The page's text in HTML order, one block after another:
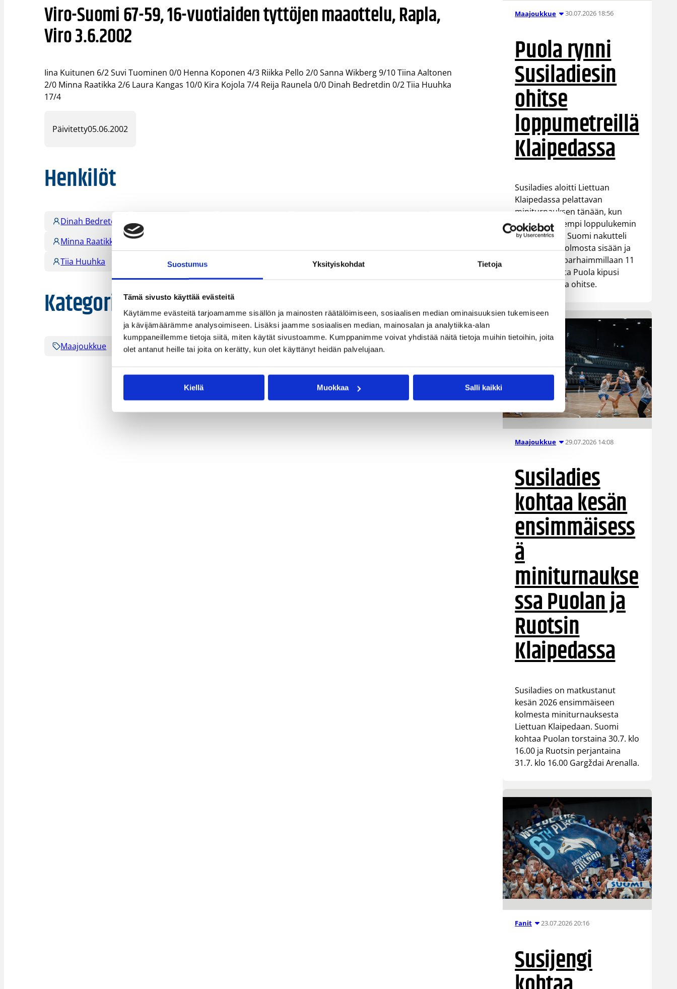
Suostumus Yksityiskohdat Tietoja
Tämä sivusto käyttää evästeitä
Käytämme evästeitä tarjoamamme sisällön ja mainosten räätälöimiseen, sosiaalisen median ominaisuuksien tukemiseen
ja kävijämäärämme analysoimiseen. Lisäksi jaamme sosiaalisen median, mainosalan ja analytiikka-alan
kumppaneillemme tietoja siitä, miten käytät sivustoamme. Kumppanimme voivat yhdistää näitä tietoja muihin tietoihin, joita
olet antanut heille tai joita on kerätty, kun olet käyttänyt heidän palvelujaan.
Kiellä Muokkaa Salli kaikki
Viro-Suomi 67-59, 16-vuotiaiden tyttöjen maaottelu, Rapla,
Viro 3.6.2002
Iina Kuitunen 6/2 Suvi Tuominen 0/0 Henna Koponen 4/3 Riikka Pello 2/0 Sanna Wikberg 9/10 Tiina Aaltonen
2/0 Minna Raatikka 2/6 Laura Kangas 10/0 Kira Kojola 7/4 Reija Raunela 0/0 Dinah Bedretdin 0/2 Tiia Huuhka
17/4
Päivitetty05.06.2002
Henkilöt
Dinah Bedretdin
Minna Raatikka
Tiia Huuhka
Tiina Aaltonen
Kategoriat
Maajoukkue Maaottelu
Maajoukkue 30.07.2026 18:56
Puola rynni
Susiladiesin
ohitse
loppumetreillä
Klaipedassa
Susiladies aloitti Liettuan
Klaipedassa pelattavan
miniturnauksen tänään, kun
Puola oli parempi loppulukemin
84-79 (39-44). Suomi nakutteli
mukavat 15 kolmosta sisään ja
johti ottelua parhaimmillaan 11
pistettä, mutta Puola kipusi
päätösjaksolla ohitse.
Maajoukkue 29.07.2026 14:08
Susiladies
kohtaa kesän
ensimmäisess
ä
miniturnaukse
ssa Puolan ja
Ruotsin
Klaipedassa
Susiladies on matkustanut
kesän 2026 ensimmäiseen
kolmesta miniturnauksesta
Liettuan Klaipedaan. Suomi
kohtaa Puolan torstaina 30.7. klo
16.00 ja Ruotsin perjantaina
31.7. klo 16.00 Gargždai Arenalla.
Fanit 23.07.2026 20:16
Susijengi